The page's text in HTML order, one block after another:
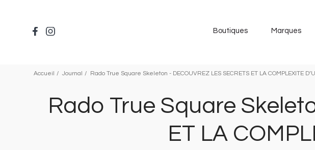
Boutiques Marques
Accueil Journal Rado True Square Skeleton - DECOUVREZ LES SECRETS ET LA COMPLEXITE
Rado True Square
ET LA